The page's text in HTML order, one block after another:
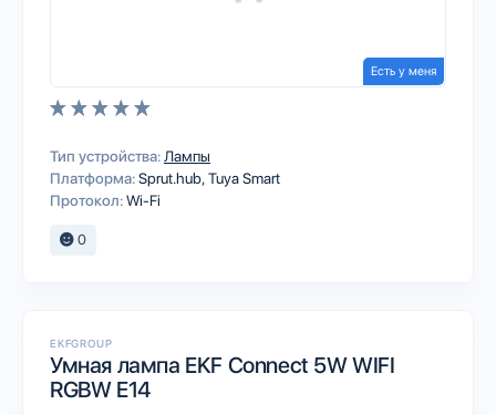
Есть у меня
Тип устройства: Лампы
Платформа:Sprut.hubTuya Smart
Протокол:Wi-Fi
0
EKFGROUP
Умная лампа EKF Connect 5W WIFI
RGBW E14